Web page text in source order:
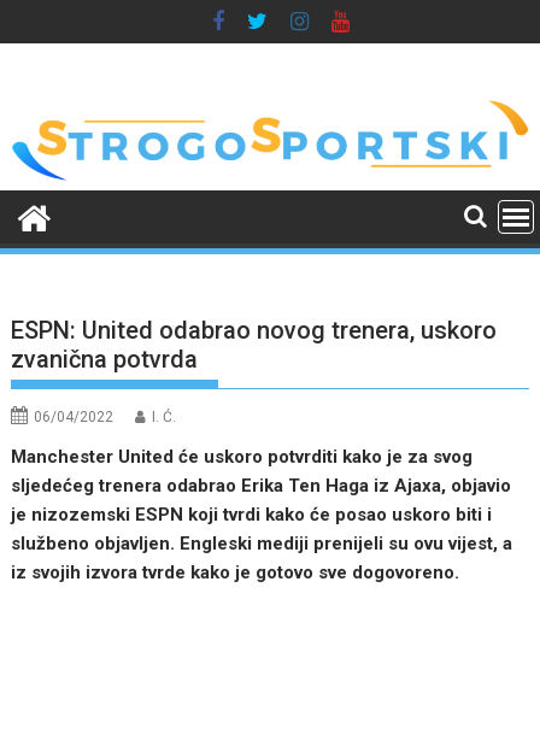
to
ESPN: United odabrao novog trenera, uskoro
zvanična potvrda
06/04/2022 I. Ć.
Manchester United će uskoro potvrditi kako je za svog
sljedećeg trenera odabrao Erika Ten Haga iz Ajaxa, objavio
je nizozemski ESPN koji tvrdi kako će posao uskoro biti i
službeno objavljen. Engleski mediji prenijeli su ovu vijest, a
iz svojih izvora tvrde kako je gotovo sve dogovoreno.